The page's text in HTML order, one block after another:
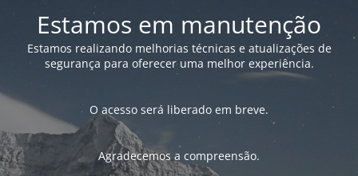
Estamos em manutenção
Estamos realizando melhorias técnicas e atualizações de
segurança para oferecer uma melhor experiência.
O acesso será liberado em breve.
Agradecemos a compreensão.